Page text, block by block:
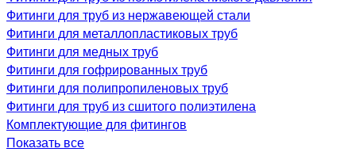
Фитинги для труб из нержавеющей стали
Фитинги для металлопластиковых труб
Фитинги для медных труб
Фитинги для гофрированных труб
Фитинги для полипропиленовых труб
Фитинги для труб из сшитого полиэтилена
Комплектующие для фитингов
Показать все